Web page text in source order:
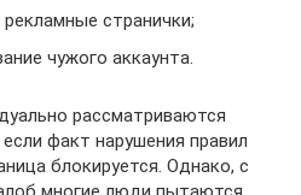
странички;
чужого аккаунта.
рассматриваются
факт нарушения правил
блокируется. Однако, с